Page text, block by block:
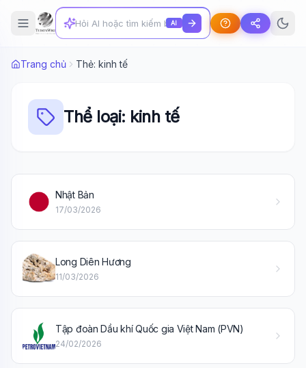
AI
Trang chủ Thẻ: kinh tế
Thể loại: kinh tế
Nhật Bản
17/03/2026
Long Diên Hương
11/03/2026
Tập đoàn Dầu khí Quốc gia Việt Nam (PVN)
24/02/2026
🤖Wiki Trợ Lý
Tôi là trợ lý AI của TuDienWiki. Hãy hỏi tôi bất kỳ điều gì